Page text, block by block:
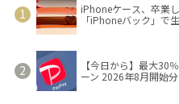
iPhoneケース、卒業
「iPhoneバック」で
【今日から】最大30
ーン 2026年8月開始分